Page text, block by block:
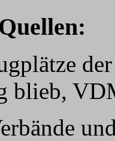
blieb,